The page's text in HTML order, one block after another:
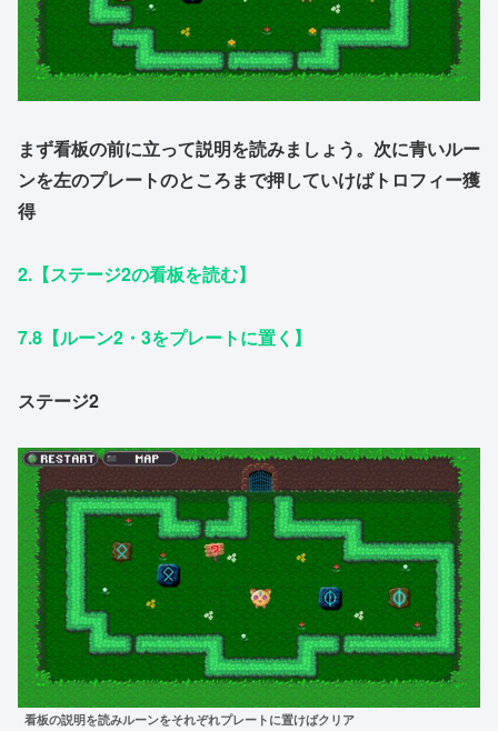
まず看板の前に立って説明を読みましょう。次に青いルー
ンを左のプレートのところまで押していけばトロフィー獲
得
2.【ステージ2の看板を読む】
7.8【ルーン2・3をプレートに置く】
ステージ2
看板の説明を読みルーンをそれぞれプレートに置けばクリア